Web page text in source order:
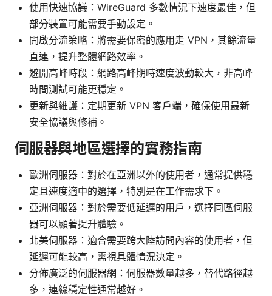
使用快速協議：WireGuard 多數情況下速度最佳，但
部分裝置可能需要手動設定。
開啟分流策略：將需要保密的應用走 VPN，其餘流量
直連，提升整體網路效率。
避開高峰時段：網路高峰期時速度波動較大，非高峰
時間測試可能更穩定。
更新與維護：定期更新 VPN 客戶端，確保使用最新
安全協議與修補。
伺服器與地區選擇的實務指南
歐洲伺服器：對於在亞洲以外的使用者，通常提供穩
定且速度適中的選擇，特別是在工作需求下。
亞洲伺服器：對於需要低延遲的用戶，選擇同區伺服
器可以顯著提升體驗。
北美伺服器：適合需要跨大陸訪問內容的使用者，但
延遲可能較高，需視具體情況決定。
分佈廣泛的伺服器網：伺服器數量越多，替代路徑越
多，連線穩定性通常越好。